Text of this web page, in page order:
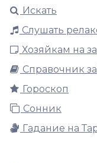
Искать
Слушать
Хозяйкам на
Справочник
Гороскоп
Сонник
Гадание на